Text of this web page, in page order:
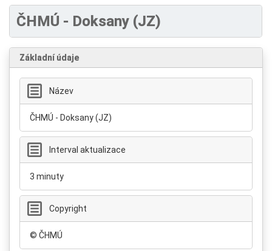
ČHMÚ - Doksany (JZ)
Základní údaje
Název
ČHMÚ - Doksany (JZ)
Interval aktualizace
3 minuty
Copyright
© ČHMÚ